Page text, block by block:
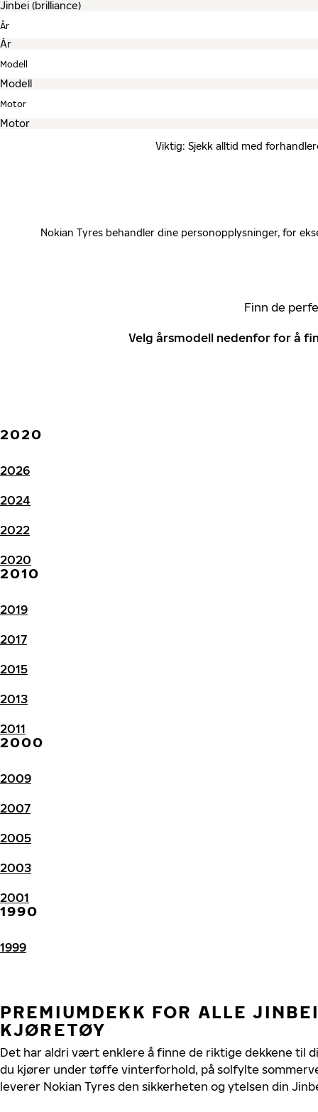
År
Modell
Motor
Viktig: Sjekk alltid med
Nokian Tyres behandler dine personopplysninger, for
Finn de
Velg årsmodell nedenfor for å
2020
2026
2024
2022
2020
2010
2019
2017
2015
2013
2011
2000
2009
2007
2005
2003
2001
1990
1999
PREMIUMDEKK FOR ALLE
KJØRETØY
Det har aldri vært enklere å finne de riktige dekkene til
du kjører under tøffe vinterforhold, på solfylte
leverer Nokian Tyres den sikkerheten og ytelsen din